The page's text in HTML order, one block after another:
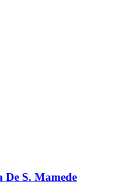
De S. Mamede